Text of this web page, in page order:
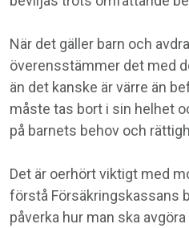
När det gäller barn och
överensstämmer det med
än det kanske är värre än
måste tas bort i sin helhet
på barnets behov och
Det är oerhört viktigt med
förstå Försäkringskassans
påverka hur man ska